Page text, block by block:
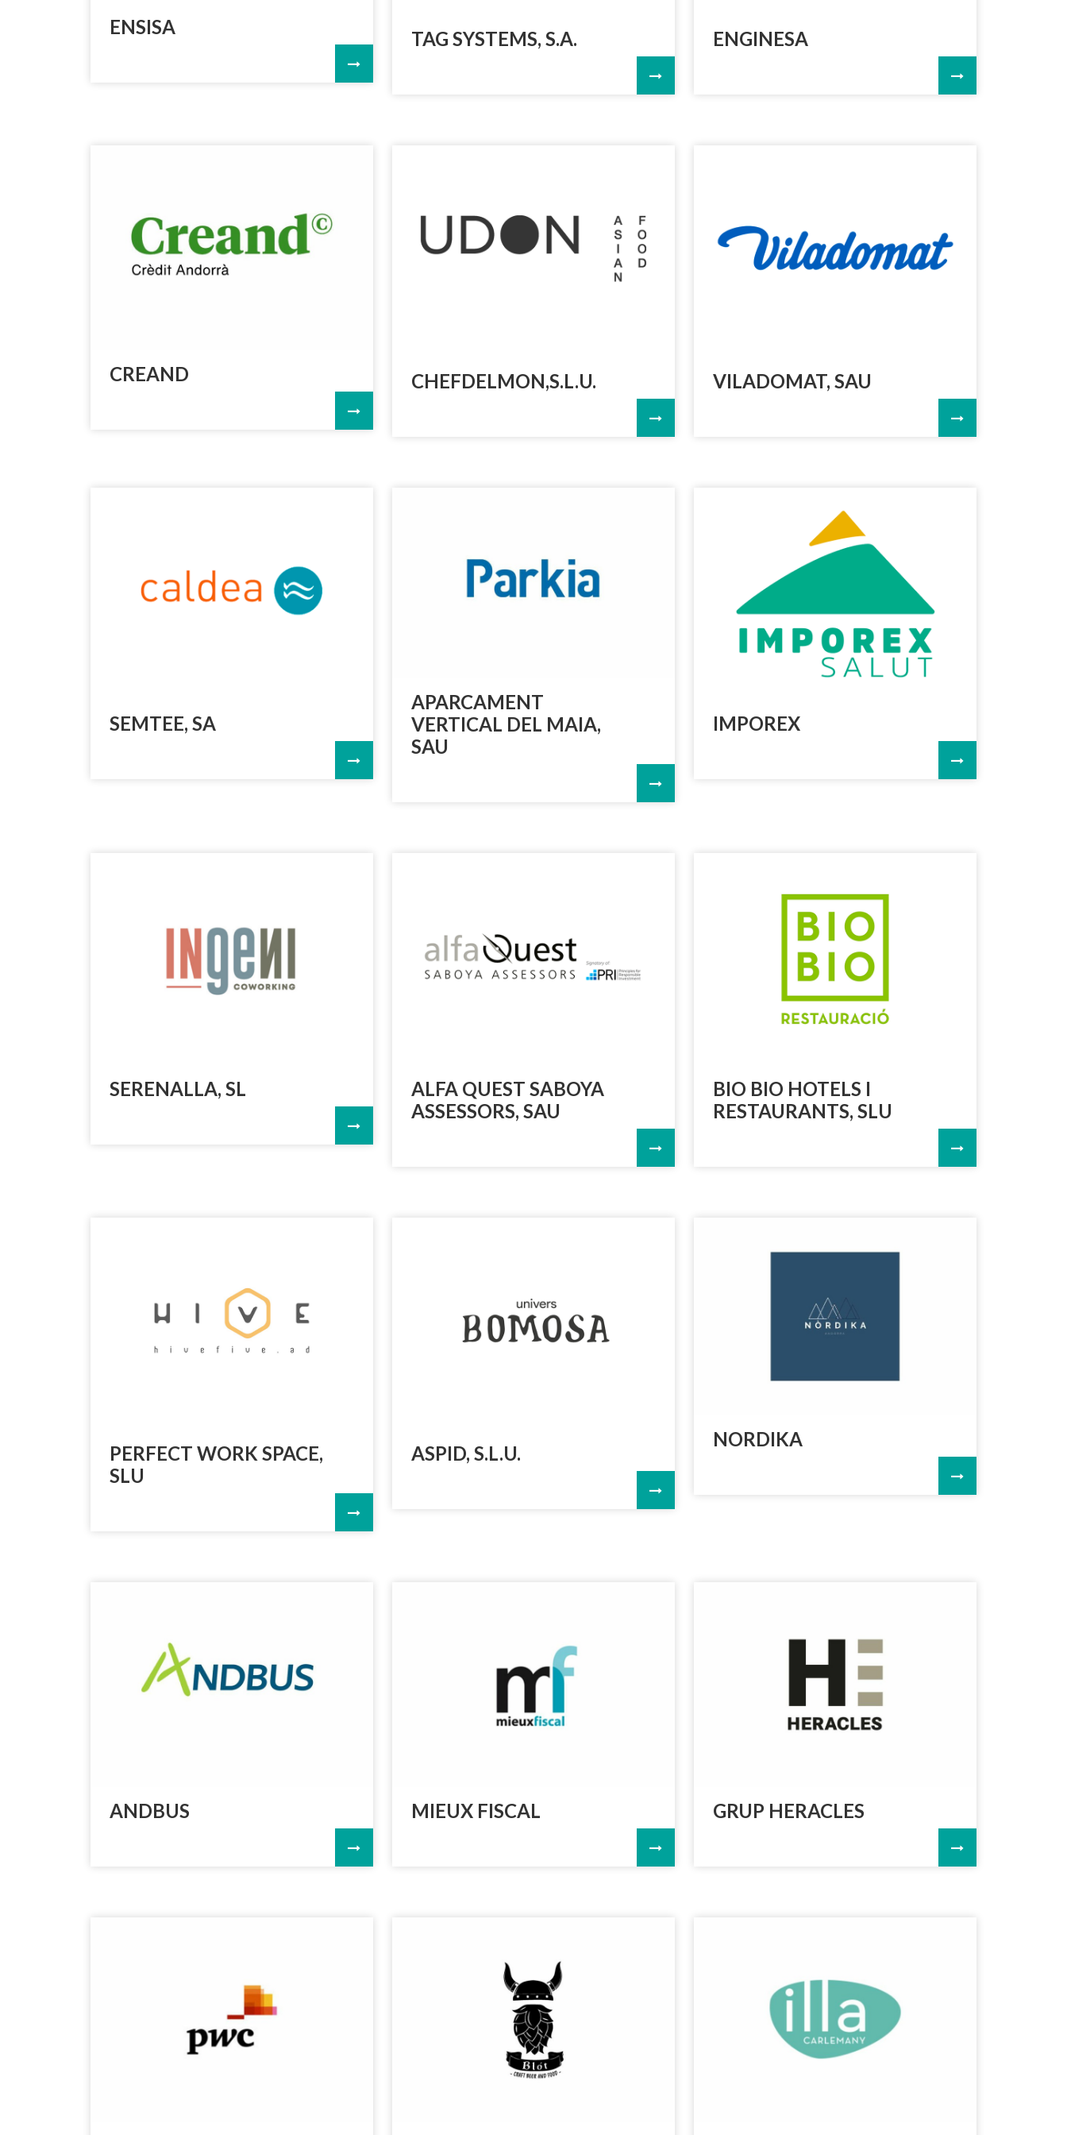
ENSISA
TAG SYSTEMS, S.A. ENGINESA
CREAND CHEFDELMON,S.L.U. VILADOMAT, SAU
SEMTEE, SA
APARCAMENT
VERTICAL DEL MAIA,
SAU
IMPOREX
SERENALLA, SL
ALFA QUEST SABOYA
ASSESSORS, SAU
BIO BIO HOTELS I
RESTAURANTS, SLU
PERFECT WORK SPACE,
SLU
ASPID, S.L.U.
NORDIKA
ANDBUS MIEUX FISCAL GRUP HERACLES